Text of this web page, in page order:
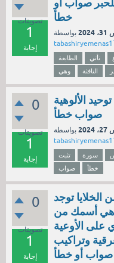
تصويتات
1
إجابة
خطأ
بواسطة
الطابعة تأتي
وهي
النافثة
0
تصويتات
1
إجابة
الألوهية
صواب خطأ
بواسطة
تثبت سورة
صواب
خطأ
0
تصويتات
1
إجابة
الخلايا توجد
أسمك من
على الأوعية
وتراكيب
أو خطأ